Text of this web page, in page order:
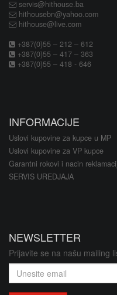
servis@hithouse.ba
hithousebn@yahoo.com
hithouse@live.com
+387(0)55 – 212 – 612
+387(0)55 – 417 – 363
+387(0)55 – 418 - 646
INFORMACIJE
Uslovi kupovine za kupce u MP
Uslovi kupovine za VP kupce
Garantni rokovi i nacin
SERVIS UREDJAJA
NEWSLETTER
Prijavite se na našu mailing